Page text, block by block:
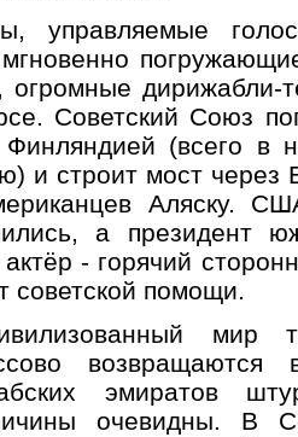
огромные
Советский Союз
(всего в
и строит мост через
Аляску.
а президент
- горячий
советской помощи.
мир
эмиратов
очевидны. В